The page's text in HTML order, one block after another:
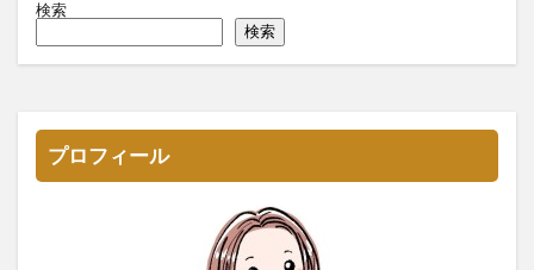
検索
検索
プロフィール